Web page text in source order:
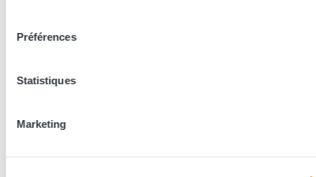
Préférences
Statistiques
Marketing
Les conseillers Grand Litier
Nos conseillers prennent le temps de vous écouter pour
mieux découvrir vos besoins et vous conseiller la literie